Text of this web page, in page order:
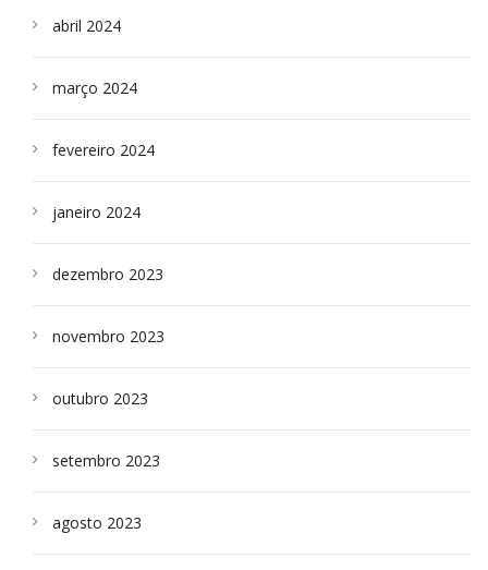
abril 2024
março 2024
fevereiro 2024
janeiro 2024
dezembro 2023
novembro 2023
outubro 2023
setembro 2023
agosto 2023